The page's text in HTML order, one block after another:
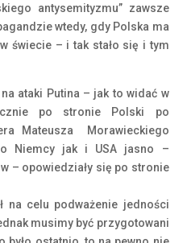
antysemityzmu” zawsze
wtedy, gdy Polska ma
świecie – i tak stało się i tym
ataki Putina – jak to widać w
po stronie Polski po
Mateusza Morawieckiego
Niemcy jak i USA jasno –
– opowiedziały się po stronie
na celu podważenie jedności
musimy być przygotowani